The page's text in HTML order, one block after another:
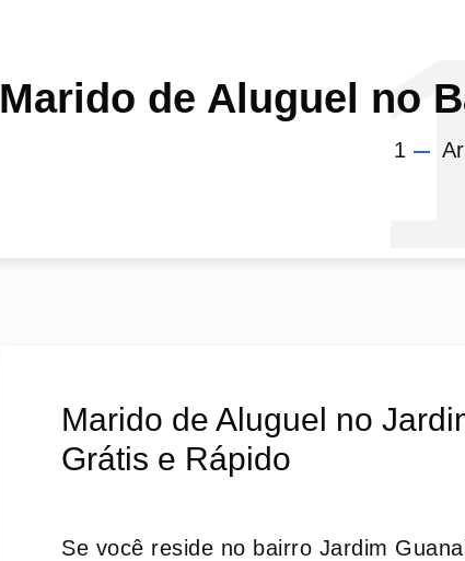
Marido de Aluguel no
1
Marido de Aluguel no
Grátis e Rápido
Se você reside no bairro Jardim